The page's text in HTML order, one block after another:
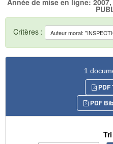
Année de mise en ligne:
Critères :
1
PDF
PDF